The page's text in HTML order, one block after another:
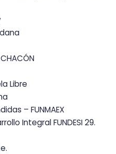
Libre
– FUNMAEX
Integral FUNDESI 29.